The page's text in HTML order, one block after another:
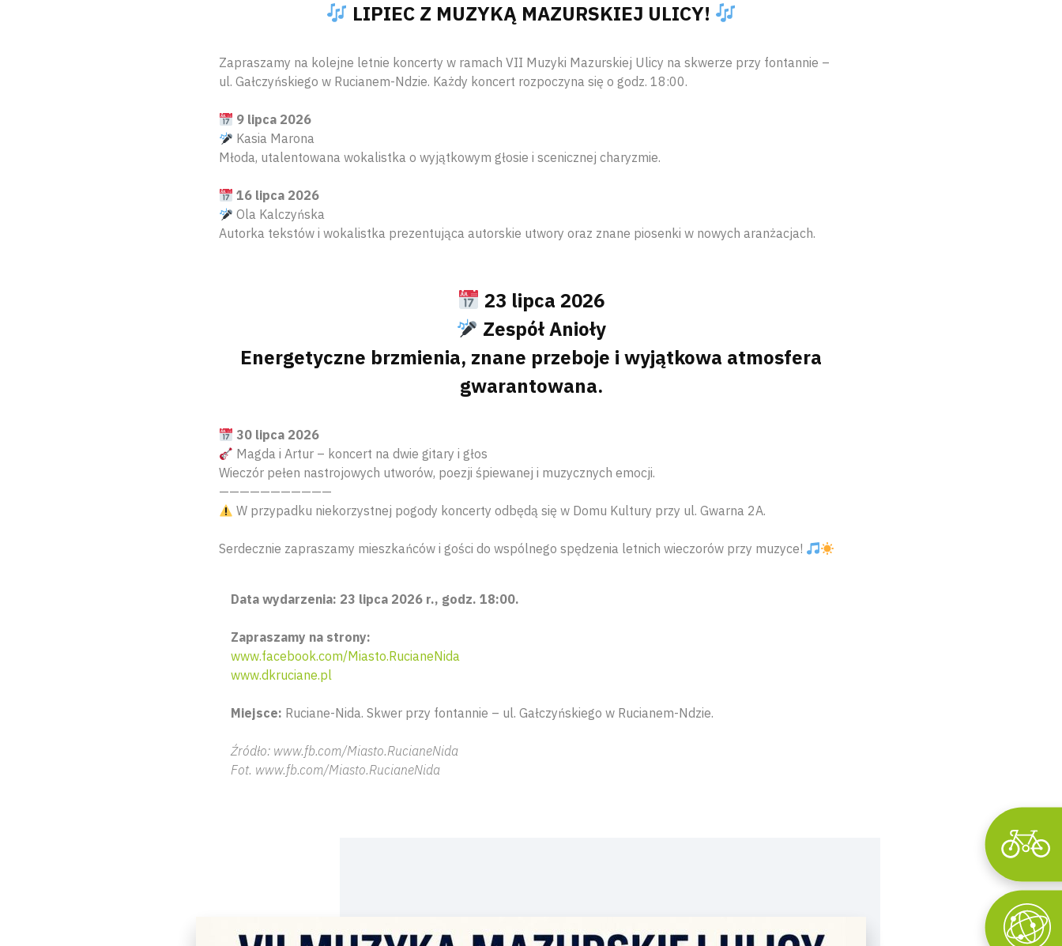
LIPIEC Z MUZYKĄ MAZURSKIEJ ULICY!
Zapraszamy na kolejne letnie koncerty w ramach VII Muzyki Mazurskiej Ulicy na skwerze przy fontannie –
ul. Gałczyńskiego w Rucianem-Ndzie. Każdy koncert rozpoczyna się o godz. 18:00.
9 lipca 2026
Kasia Marona
Młoda, utalentowana wokalistka o wyjątkowym głosie i scenicznej charyzmie.
16 lipca 2026
Ola Kalczyńska
Autorka tekstów i wokalistka prezentująca autorskie utwory oraz znane piosenki w nowych aranżacjach.
23 lipca 2026
Zespół Anioły
Energetyczne brzmienia, znane przeboje i wyjątkowa atmosfera
gwarantowana.
30 lipca 2026
Magda i Artur – koncert na dwie gitary i głos
Wieczór pełen nastrojowych utworów, poezji śpiewanej i muzycznych emocji.
———————————
W przypadku niekorzystnej pogody koncerty odbędą się w Domu Kultury przy ul. Gwarna 2A.
Serdecznie zapraszamy mieszkańców i gości do wspólnego spędzenia letnich wieczorów przy muzyce!
Data wydarzenia: 23 lipca 2026 r., godz. 18:00.
Zapraszamy na strony:
www.facebook.com/Miasto.RucianeNida
www.dkruciane.pl
Miejsce: Ruciane-Nida. Skwer przy fontannie – ul. Gałczyńskiego w Rucianem-Ndzie.
Źródło: www.fb.com/Miasto.RucianeNida
Fot. www.fb.com/Miasto.RucianeNida
Wyszukaj